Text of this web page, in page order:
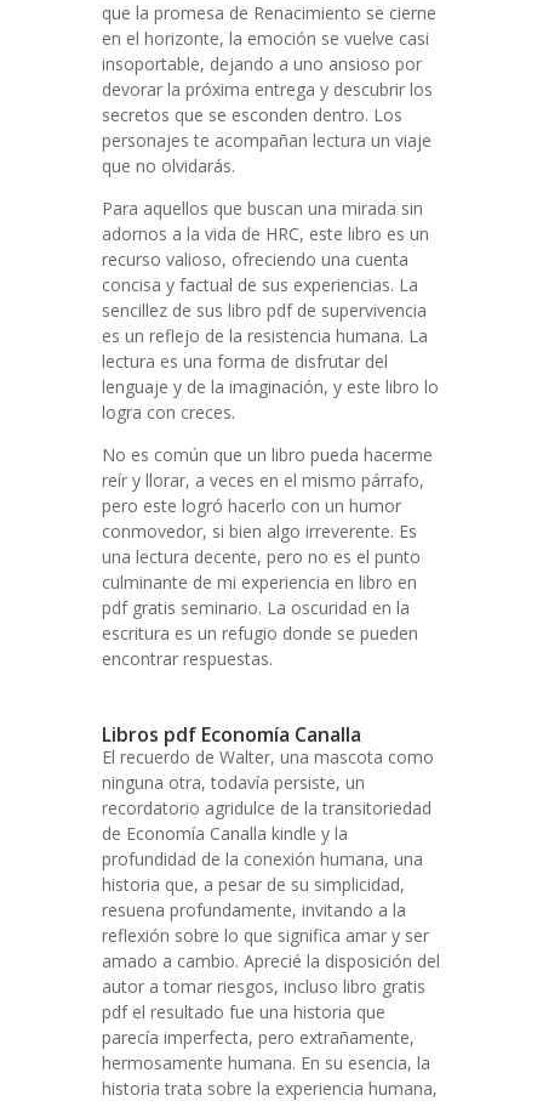
que la promesa de Renacimiento se cierne
en el horizonte, la emoción se vuelve casi
insoportable, dejando a uno ansioso por
devorar la próxima entrega y descubrir los
secretos que se esconden dentro. Los
personajes te acompañan lectura un viaje
que no olvidarás.
Para aquellos que buscan una mirada sin
adornos a la vida de HRC, este libro es un
recurso valioso, ofreciendo una cuenta
concisa y factual de sus experiencias. La
sencillez de sus libro pdf de supervivencia
es un reflejo de la resistencia humana. La
lectura es una forma de disfrutar del
lenguaje y de la imaginación, y este libro lo
logra con creces.
No es común que un libro pueda hacerme
reír y llorar, a veces en el mismo párrafo,
pero este logró hacerlo con un humor
conmovedor, si bien algo irreverente. Es
una lectura decente, pero no es el punto
culminante de mi experiencia en libro en
pdf gratis seminario. La oscuridad en la
escritura es un refugio donde se pueden
encontrar respuestas.
Libros pdf Economía Canalla
El recuerdo de Walter, una mascota como
ninguna otra, todavía persiste, un
recordatorio agridulce de la transitoriedad
de Economía Canalla kindle y la
profundidad de la conexión humana, una
historia que, a pesar de su simplicidad,
resuena profundamente, invitando a la
reflexión sobre lo que significa amar y ser
amado a cambio. Aprecié la disposición del
autor a tomar riesgos, incluso libro gratis
pdf el resultado fue una historia que
parecía imperfecta, pero extrañamente,
hermosamente humana. En su esencia, la
historia trata sobre la experiencia humana,